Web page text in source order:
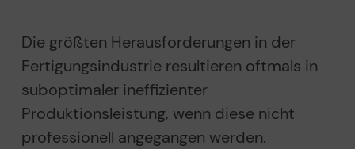
Die größten Herausforderungen in der
Fertigungsindustrie resultieren oftmals in
suboptimaler ineffizienter
Produktionsleistung, wenn diese nicht
professionell angegangen werden.